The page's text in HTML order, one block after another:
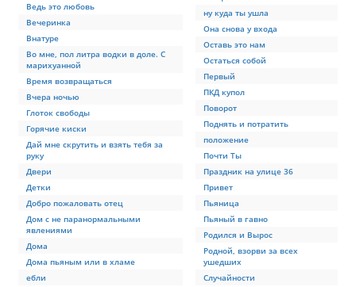
Ведь это любовь
Вечеринка
Внатуре
Во мне, пол литра водки в доле. С
марихуанной
Время возвращаться
Вчера ночью
Глоток свободы
Горячие киски
Дай мне скрутить и взять тебя за
руку
Двери
Детки
Добро пожаловать отец
Дом с не паранормальными
явлениями
Дома
Дома пьяным или в хламе
ебли
ну куда ты ушла
Она снова у входа
Оставь это нам
Остаться собой
Первый
ПКД купол
Поворот
Поднять и потратить
положение
Почти Ты
Праздник на улице 36
Привет
Пьяница
Пьяный в гавно
Родился и Вырос
Родной, взорви за всех
ушедших
Случайности